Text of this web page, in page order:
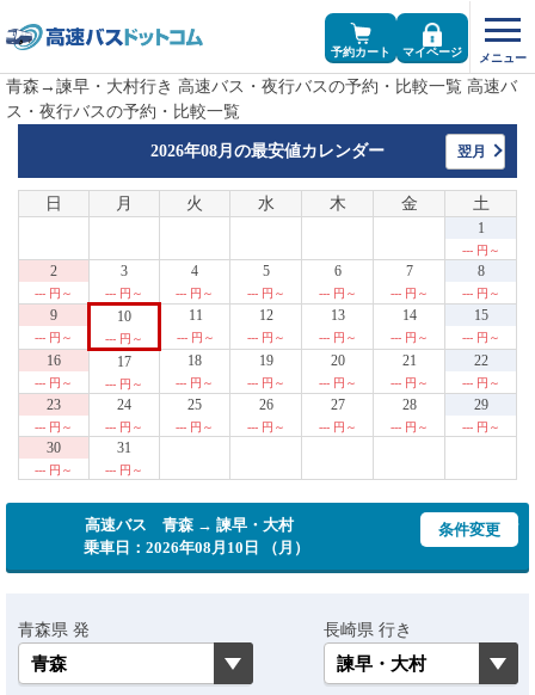
予約カート マイページ
青森→諫早・大村行き 高速バス・夜行バスの予約・比較一覧 高速バ
ス・夜行バスの予約・比較一覧
2026年08月の最安値カレンダー 翌月
日 月 火 水 木 金 土
1
--- 円～
2
--- 円～
3
--- 円～
4
--- 円～
5
--- 円～
6
--- 円～
7
--- 円～
8
--- 円～
9
--- 円～
10
--- 円～
11
--- 円～
12
--- 円～
13
--- 円～
14
--- 円～
15
--- 円～
16
--- 円～
17
--- 円～
18
--- 円～
19
--- 円～
20
--- 円～
21
--- 円～
22
--- 円～
23
--- 円～
24
--- 円～
25
--- 円～
26
--- 円～
27
--- 円～
28
--- 円～
29
--- 円～
30
--- 円～
31
--- 円～
高速バス 青森 → 諫早・大村
乗車日：2026年08月10日 （月）
条件変更
青森県 発 長崎県 行き